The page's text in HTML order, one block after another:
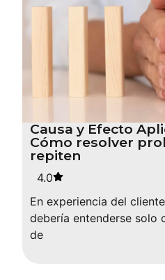
Causa y Efecto
Cómo resolver
repiten
4.0
En experiencia del
debería entenderse solo
de